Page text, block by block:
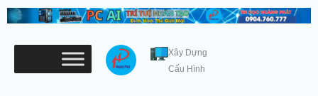
Nhảy
tới
Xây Dựng
Cấu Hình